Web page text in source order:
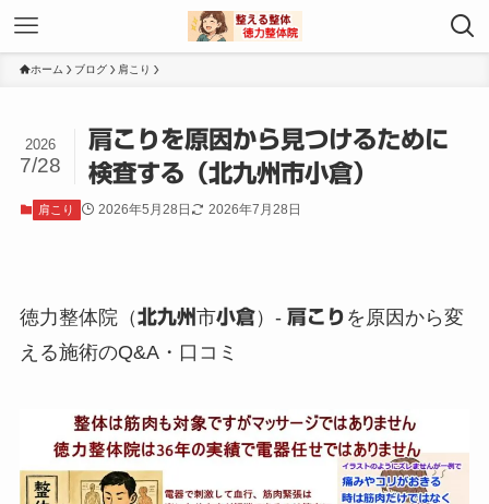
ホーム ブログ 肩こり
肩こりを原因から見つけるために
検査する（北九州市小倉）
2026
7/28
肩こり 2026年5月28日 2026年7月28日
徳力整体院（北九州市小倉）- 肩こり を原因から変
える施術のQ&A・口コミ